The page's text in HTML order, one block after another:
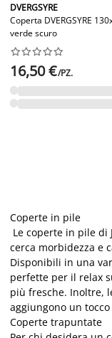
DVERGSYRE
Coperta DVERGSYRE
verde scuro






16,50 €/PZ.
Coperte in pile
Le coperte in pile di
cerca morbidezza e
Disponibili in una
perfette per il relax
più fresche. Inoltre,
aggiungono un
Coperte trapuntate